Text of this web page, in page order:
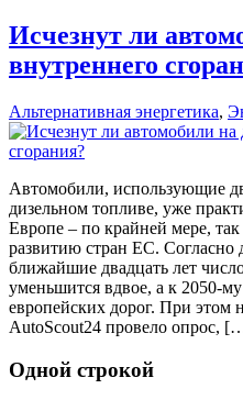
Исчезнут ли
внутреннего
Альтернативная энергетика,
Автомобили, использующие
дизельном топливе, уже
Европе – по крайней мере,
развитию стран ЕС. Согласно
ближайшие двадцать лет
уменьшится вдвое, а к 2050-
европейских дорог. При этом
AutoScout24 провело опрос,
Одной строкой